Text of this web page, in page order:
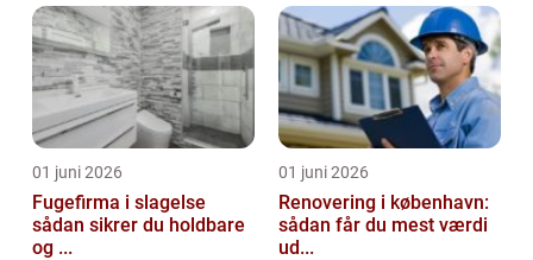
01 juni 2026
Fugefirma i slagelse
sådan sikrer du holdbare
og ...
01 juni 2026
Renovering i københavn:
sådan får du mest værdi
ud...